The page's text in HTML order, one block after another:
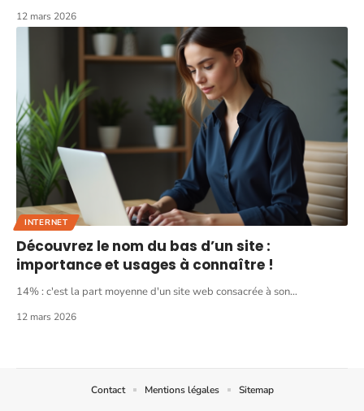
12 mars 2026
INTERNET
Découvrez le nom du bas d’un site :
importance et usages à connaître !
14% : c'est la part moyenne d'un site web consacrée à son…
12 mars 2026
Contact Mentions légales Sitemap